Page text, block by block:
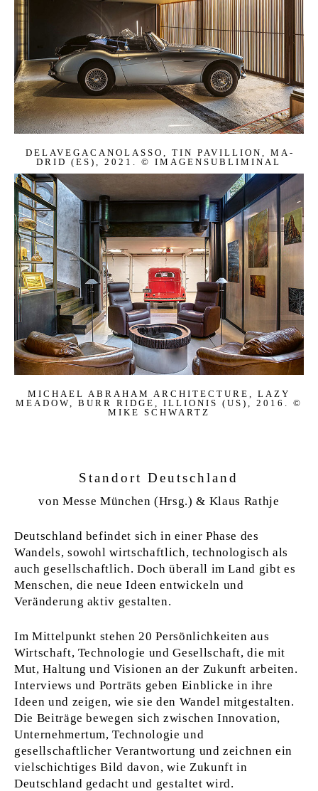
DE­LA­VE­GA­CA­NO­LASSO, TIN PA­VIL­LI­ON, MA­
DRID (ES), 2021. © IMAGENSUBL­IMIN­AL
MI­CHA­EL ABRA­HAM AR­CHI­TEC­TU­RE, LAZY
MEA­DOW, BURR RIDGE, IL­LIO­NIS (US), 2016. ©
MIKE SCHWARTZ
Standort Deutschland
von Messe München (Hrsg.) & Klaus Rathje
Deutschland befindet sich in einer Phase des
Wandels, sowohl wirtschaftlich, technologisch als
auch gesellschaftlich. Doch überall im Land gibt es
Menschen, die neue Ideen entwickeln und
Veränderung aktiv gestalten.
Im Mittelpunkt stehen 20 Persönlichkeiten aus
Wirtschaft, Technologie und Gesellschaft, die mit
Mut, Haltung und Visionen an der Zukunft arbeiten.
Interviews und Porträts geben Einblicke in ihre
Ideen und zeigen, wie sie den Wandel mitgestalten.
Die Beiträge bewegen sich zwischen Innovation,
Unternehmertum, Technologie und
gesellschaftlicher Verantwortung und zeichnen ein
vielschichtiges Bild davon, wie Zukunft in
Deutschland gedacht und gestaltet wird.